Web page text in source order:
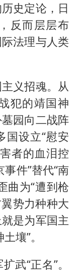
史定论，日
反而层层布
法理与人类
义招魂。从
犯的靖国神
园向二战阵
国设立“慰安
者的血泪控
件”替代“南
曲为“遭到枪
势力种种大
是为军国主
壤”。
武“正名”。